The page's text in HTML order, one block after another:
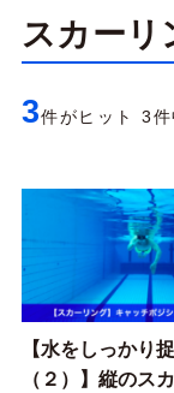
スカーリ
3件がヒット 3
【水をしっかり
（２）】縦のス